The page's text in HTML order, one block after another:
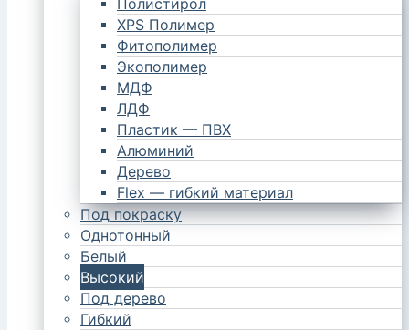
Полистирол
XPS Полимер
Фитополимер
Экополимер
МДФ
ЛДФ
Пластик — ПВХ
Алюминий
Дерево
Flex — гибкий материал
Под покраску
Однотонный
Белый
Высокий
Под дерево
Гибкий